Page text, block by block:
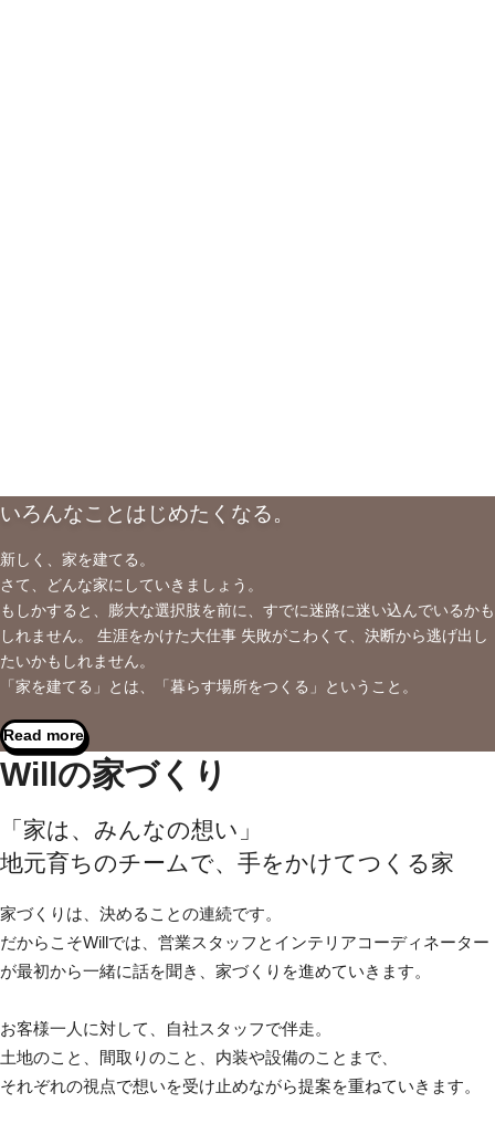
いろんなことはじめたくなる。
新しく、家を建てる。
さて、どんな家にしていきましょう。
もしかすると、膨大な選択肢を前に、すでに迷路に迷い込んでいるかも
しれません。 生涯をかけた大仕事 失敗がこわくて、決断から逃げ出し
たいかもしれません。
「家を建てる」とは、「暮らす場所をつくる」ということ。
Read more
Willの家づくり
「家は、みんなの想い」
地元育ちのチームで、手をかけてつくる家
家づくりは、決めることの連続です。
だからこそWillでは、営業スタッフとインテリアコーディネーター
が最初から一緒に話を聞き、家づくりを進めていきます。
お客様一人に対して、自社スタッフで伴走。
土地のこと、間取りのこと、内装や設備のことまで、
それぞれの視点で想いを受け止めながら提案を重ねていきます。